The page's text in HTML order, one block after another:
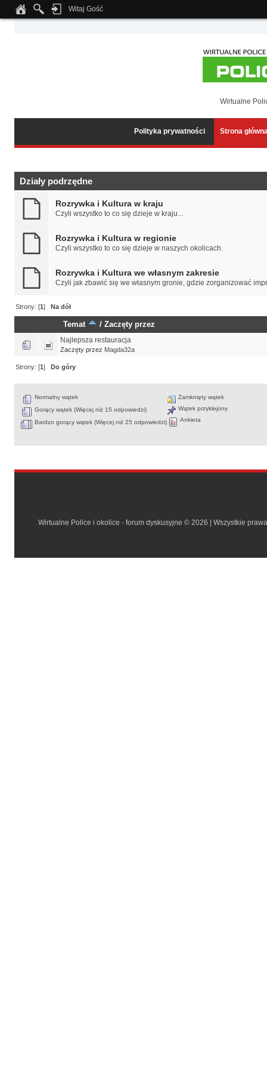
Notice: Undefined index: tapatalk_body_hook in
Witaj Gość
Wirtualne
Polityka prywatności Strona
Działy podrzędne
Rozrywka i Kultura w kraju
Czyli wszystko to co się dzieje w kraju...
Rozrywka i Kultura w regionie
Czyli wszystko to co się dzieje w naszych okolicach.
Rozrywka i Kultura we własnym zakresie
Czyli jak zbawić się we własnym gronie, gdzie zorganizować
Strony: [1] Na dół
Temat /Zaczęty przez
Najlepsza restauracja
Zaczęty przez Magda32a
Strony: [1] Do góry
Normalny wątek
Gorący wątek (Więcej niż 15 odpowiedzi)
Bardzo gorący wątek (Więcej niż 25 odpowiedzi)
Zamknięty wątek
Wątek przyklejony
Ankieta
Wirtualne Police i okolice - forum dyskusyjne © 2026 | Wszystkie